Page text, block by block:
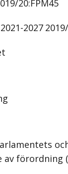
20:FPM45
2027
av förordning